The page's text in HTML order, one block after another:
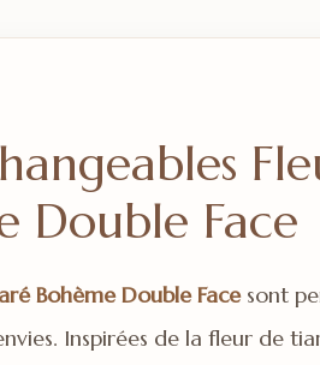
Double Face
Bohème Double Facesont
Inspirées de la fleur de